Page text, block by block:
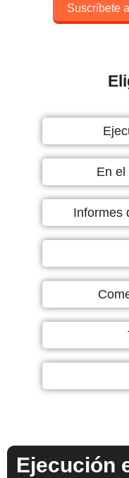
Suscríbete
En el
Informes
Ejecución